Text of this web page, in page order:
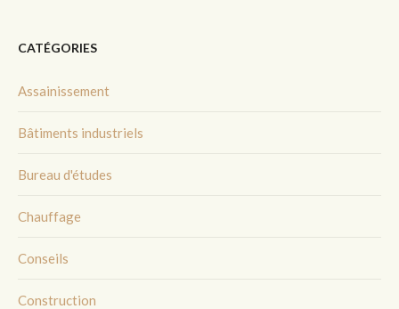
CATÉGORIES
Assainissement
Bâtiments industriels
Bureau d'études
Chauffage
Conseils
Construction